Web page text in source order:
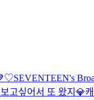
♡SEVENTEEN's
고싶어서 또 왔지💎